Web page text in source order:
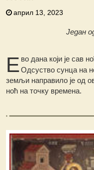
април 13, 2023
Један
Е во дана који је сав
Одсуство сунца на
земљи направило је од
ноћ на точку времена.